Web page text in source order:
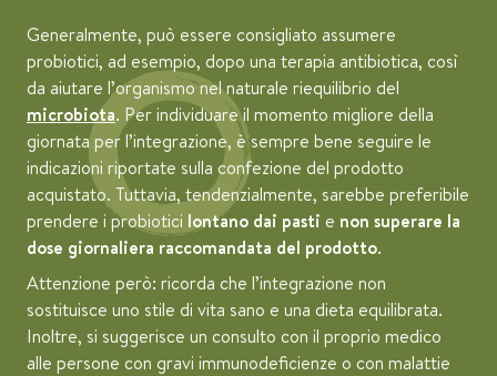
Generalmente, può essere consigliato assumere
probiotici, ad esempio, dopo una terapia antibiotica, così
da aiutare l’organismo nel naturale riequilibrio del
microbiota. Per individuare il momento migliore della
giornata per l’integrazione, è sempre bene seguire le
indicazioni riportate sulla confezione del prodotto
acquistato. Tuttavia, tendenzialmente, sarebbe preferibile
prendere i probiotici lontano dai pasti e non superare la
dose giornaliera raccomandata del prodotto.
Attenzione però: ricorda che l’integrazione non
sostituisce uno stile di vita sano e una dieta equilibrata.
Inoltre, si suggerisce un consulto con il proprio medico
alle persone con gravi immunodeficienze o con malattie